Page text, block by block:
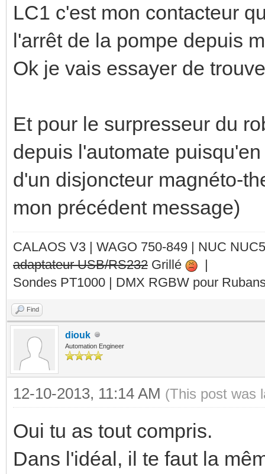
LC1 c'est mon contacteur
l'arrêt de la pompe depuis
Ok je vais essayer de
Et pour le surpresseur du
depuis l'automate
d'un disjoncteur magnéto-
mon précédent message)
CALAOS V3 | WAGO 750-849 | NUC
adaptateur USB/RS232 Grillé
|
Sondes PT1000 | DMX RGBW pour
Find
diouk
Automation Engineer
12-10-2013, 11:14 AM (This post was
Oui tu as tout compris.
Dans l'idéal, il te faut la